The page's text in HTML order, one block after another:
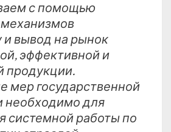
с помощью
и вывод на рынок
эффективной и
продукции.
мер государственной
необходимо для
системной работы по